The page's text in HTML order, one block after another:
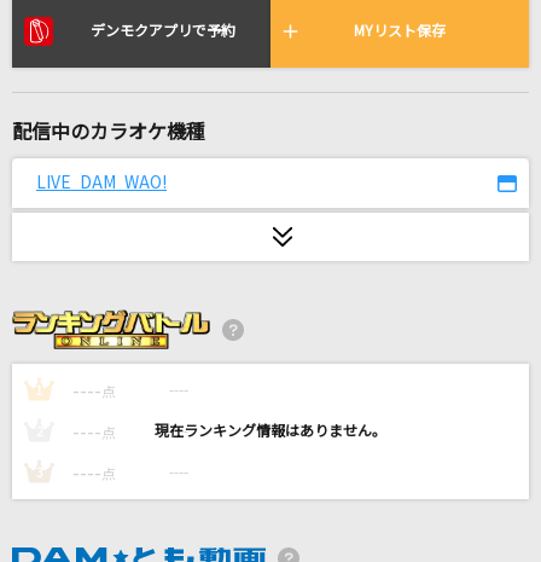
リアルタイムで歌われている曲の一覧
[生音]クリスマスソング
友達、以上
最高到達点(ONE PIECEアニメバージョン)
SEKAI NO OWARI(世界の終わり)
LiSA
デンモクアプリで予約 MYリスト保存
配信中のカラオケ機種
LIVE DAM WAO!
1 ---- 点 ----
---- 点 ----
3 ---- 点 ----